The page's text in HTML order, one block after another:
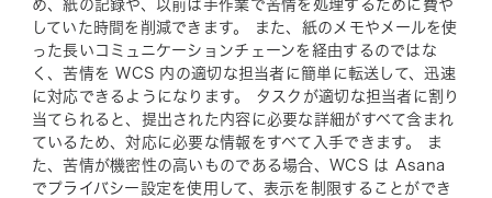
め、紙の記録や、以前は手作業で苦情を処理するために費や
していた時間を削減できます。 また、紙のメモやメールを使
った長いコミュニケーションチェーンを経由するのではな
く、苦情を WCS 内の適切な担当者に簡単に転送して、迅速
に対応できるようになります。 タスクが適切な担当者に割り
当てられると、提出された内容に必要な詳細がすべて含まれ
ているため、対応に必要な情報をすべて入手できます。 ま
た、苦情が機密性の高いものである場合、WCS は Asana
でプライバシー設定を使用して、表示を制限することができ